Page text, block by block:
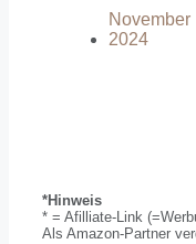
November
2024
*Hinweis
* = Afilliate-Link
Als Amazon-Partner